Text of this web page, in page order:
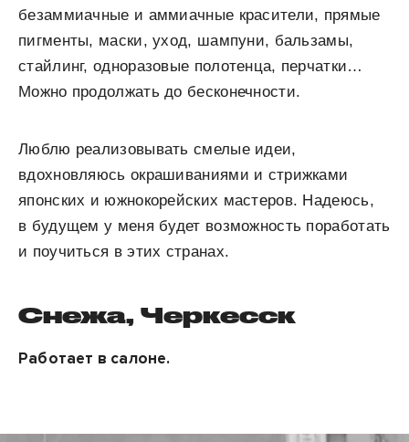
безаммиачные и аммиачные красители, прямые
пигменты, маски, уход, шампуни, бальзамы,
стайлинг, одноразовые полотенца, перчатки…
Можно продолжать до бесконечности.
Люблю реализовывать смелые идеи,
вдохновляюсь окрашиваниями и стрижками
японских и южнокорейских мастеров. Надеюсь,
в будущем у меня будет возможность поработать
и поучиться в этих странах.
Снежа, Черкесск
Работает в салоне.